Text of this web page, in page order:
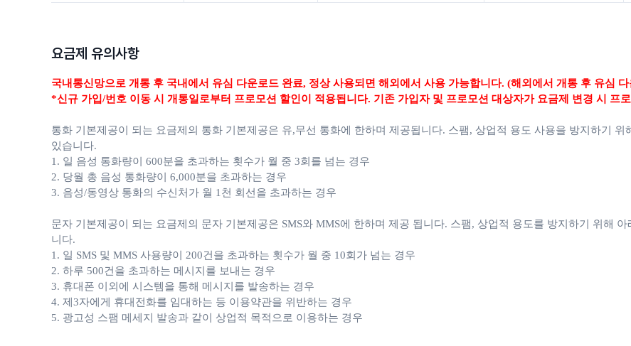
요금제 유의사항
국내통신망으로 개통 후 국내에서 유심 다운로드 완료, 정상 사용되면 해외에서 사용 가능합니다. (해외에서 개통 후 유심
*신규 가입/번호 이동 시 개통일로부터 프로모션 할인이 적용됩니다. 기존 가입자 및 프로모션 대상자가 요금제 변경 시 프
통화 기본제공이 되는 요금제의 통화 기본제공은 유,무선 통화에 한하며 제공됩니다. 스팸, 상업적 용도 사용을 방지하기
있습니다.
1. 일 음성 통화량이 600분을 초과하는 횟수가 월 중 3회를 넘는 경우
2. 당월 총 음성 통화량이 6,000분을 초과하는 경우
3. 음성/동영상 통화의 수신처가 월 1천 회선을 초과하는 경우
문자 기본제공이 되는 요금제의 문자 기본제공은 SMS와 MMS에 한하며 제공 됩니다. 스팸, 상업적 용도를 방지하기 위해
니다.
1. 일 SMS 및 MMS 사용량이 200건을 초과하는 횟수가 월 중 10회가 넘는 경우
2. 하루 500건을 초과하는 메시지를 보내는 경우
3. 휴대폰 이외에 시스템을 통해 메시지를 발송하는 경우
4. 제3자에게 휴대전화를 임대하는 등 이용약관을 위반하는 경우
5. 광고성 스팸 메세지 발송과 같이 상업적 목적으로 이용하는 경우